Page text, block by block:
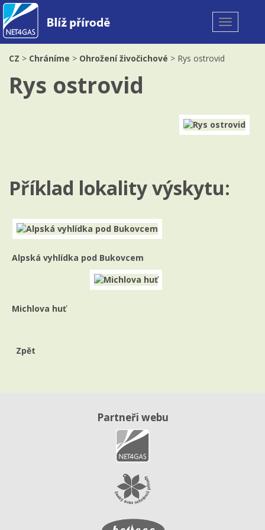
Toggle
navigation
CZ > Chráníme > Ohrožení živočichové > Rys ostrovid
Rys ostrovid
Příklad lokality výskytu:
Alpská vyhlídka pod Bukovcem
Michlova huť
Zpět
Partneři webu